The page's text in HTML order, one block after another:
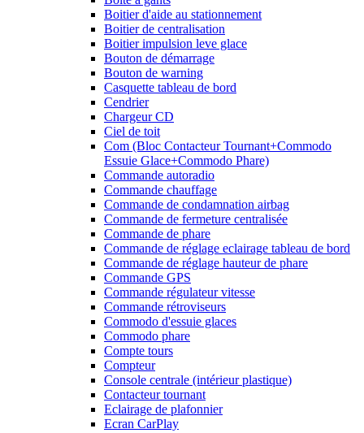
Boitier d'aide au stationnement
Boitier de centralisation
Boitier impulsion leve glace
Bouton de démarrage
Bouton de warning
Casquette tableau de bord
Cendrier
Chargeur CD
Ciel de toit
Com (Bloc Contacteur Tournant+Commodo
Essuie Glace+Commodo Phare)
Commande autoradio
Commande chauffage
Commande de condamnation airbag
Commande de fermeture centralisée
Commande de phare
Commande de réglage eclairage tableau de bord
Commande de réglage hauteur de phare
Commande GPS
Commande régulateur vitesse
Commande rétroviseurs
Commodo d'essuie glaces
Commodo phare
Compte tours
Compteur
Console centrale (intérieur plastique)
Contacteur tournant
Eclairage de plafonnier
Ecran CarPlay